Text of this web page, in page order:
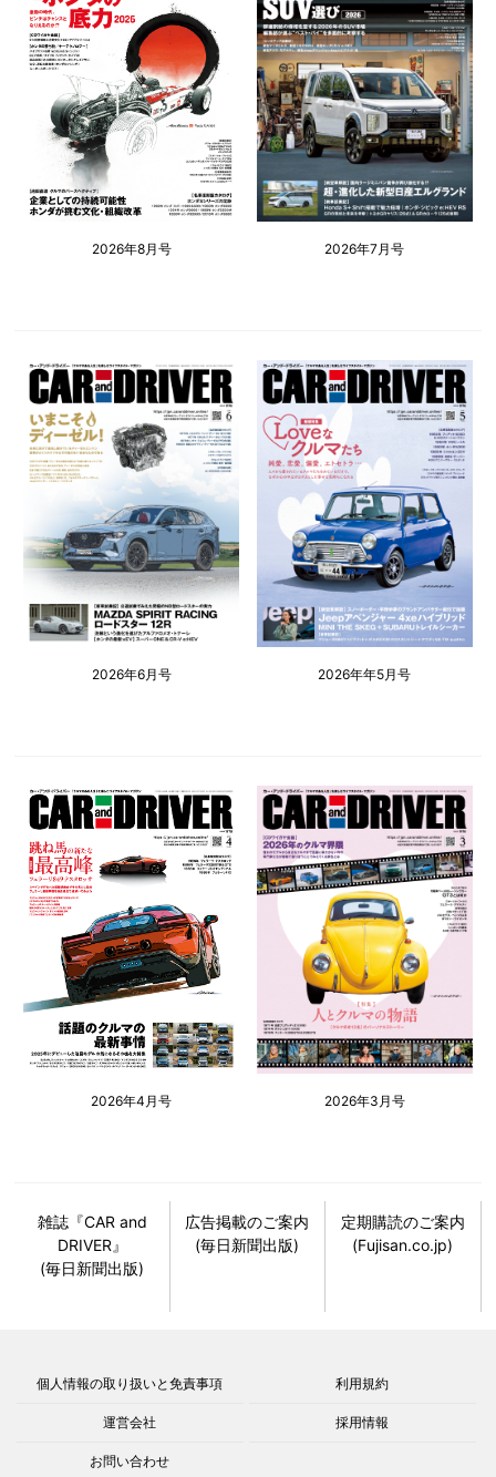
2026年8月号 2026年7月号
2026年6月号 2026年年5月号
2026年4月号 2026年3月号
雑誌『CAR and
DRIVER』
(毎日新聞出版)
広告掲載のご案内
(毎日新聞出版)
定期購読のご案内
(Fujisan.co.jp)
個人情報の取り扱いと免責事項 利用規約
運営会社 採用情報
お問い合わせ